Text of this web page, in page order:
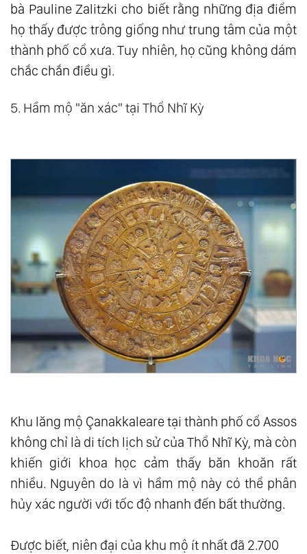
bà Pauline Zalitzki cho biết rằng những địa điểm
họ thấy được trông giống như trung tâm của một
thành phố cổ xưa. Tuy nhiên, họ cũng không dám
chắc chắn điều gì.
5. Hầm mộ "ăn xác" tại Thổ Nhĩ Kỳ
Khu lăng mộ Çanakkaleare tại thành phố cổ Assos
không chỉ là di tích lịch sử của Thổ Nhĩ Kỳ, mà còn
khiến giới khoa học cảm thấy băn khoăn rất
nhiều. Nguyên do là vì hầm mộ này có thể phân
hủy xác người với tốc độ nhanh đến bất thường.
Được biết, niên đại của khu mộ ít nhất đã 2.700